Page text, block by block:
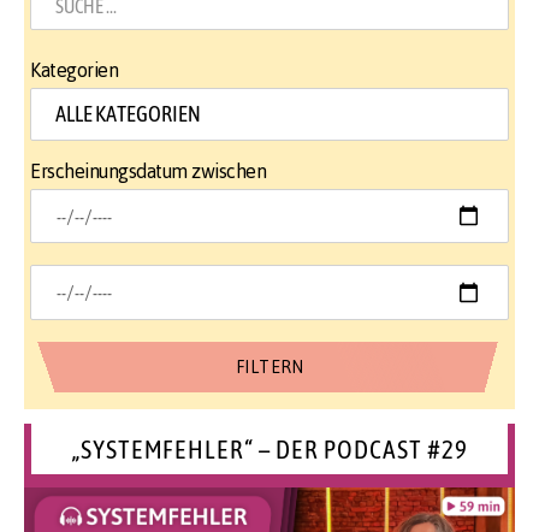
Kategorien
Erscheinungsdatum zwischen
„SYSTEMFEHLER“ – DER PODCAST #29